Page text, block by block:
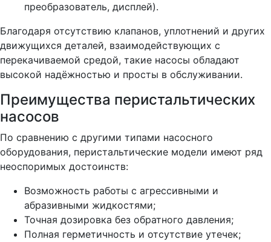
преобразователь, дисплей).
Благодаря отсутствию клапанов, уплотнений и других
движущихся деталей, взаимодействующих с
перекачиваемой средой, такие насосы обладают
высокой надёжностью и просты в обслуживании.
Преимущества перистальтических
насосов
По сравнению с другими типами насосного
оборудования, перистальтические модели имеют ряд
неоспоримых достоинств:
Возможность работы с агрессивными и
абразивными жидкостями;
Точная дозировка без обратного давления;
Полная герметичность и отсутствие утечек;